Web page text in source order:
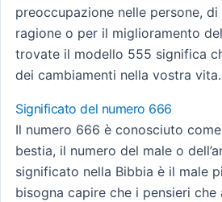
preoccupazione nelle persone,
ragione o per il miglioramento
trovate il modello 555 significa
dei cambiamenti nella vostra vita.
Significato del numero 666
Il numero 666 è conosciuto
bestia, il numero del male o
significato nella Bibbia è il male
bisogna capire che i pensieri che